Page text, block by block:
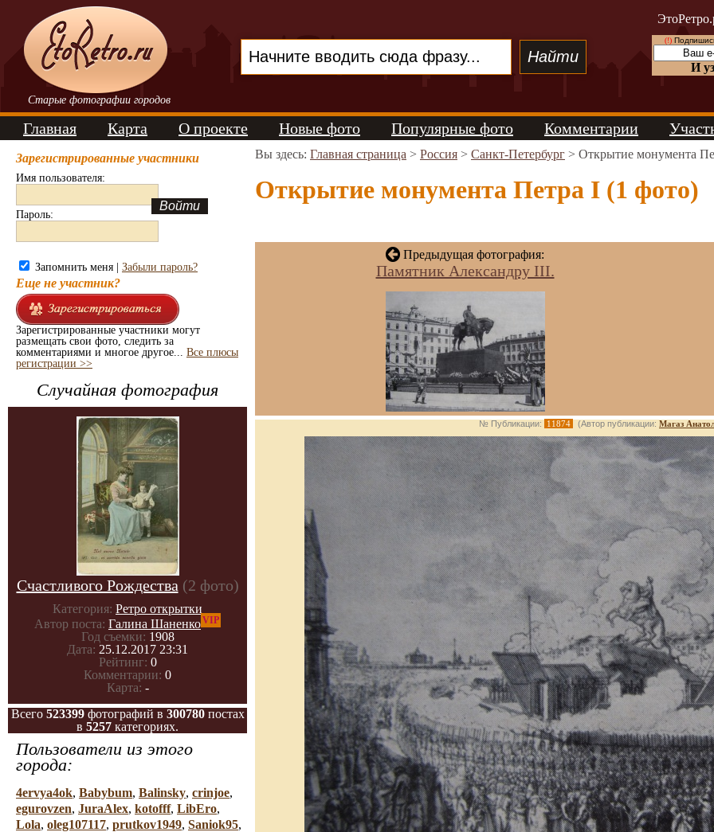
Старые фотографии городов
(!)
И
Главная Карта О проекте Новые фото Популярные фото Комментарии
Зарегистрированные участники
Имя пользователя:
Пароль:
Запомнить меня | Забыли пароль?
Еще не участник?
Зарегистрированные участники могут
размещать свои фото, следить за
комментариями и многое другое... Все плюсы
регистрации >>
Случайная фотография
Счастливого Рождества (2 фото)
Категория: Ретро открытки
Автор поста: Галина ШаненкоVIP
Год съемки: 1908
Дата: 25.12.2017 23:31
Рейтинг: 0
Комментарии: 0
Карта: -
Всего 523399фотографий в 300780постах
в 5257 категориях.
Пользователи из этого
города:
4ervya4ok, Babybum, Balinsky, crinjoe,
egurovzen, JuraAlex, kotofff, LibEro,
Lola, oleg107117, prutkov1949, Saniok95,
Вы здесь: Главная страница > Россия > Санкт-Петербург > Открытие монумента
Открытие монумента Петра I (1 фото)
Предыдущая фотография:
Памятник Александру III.
№ Публикации: 11874 (Автор публикации: Магаз